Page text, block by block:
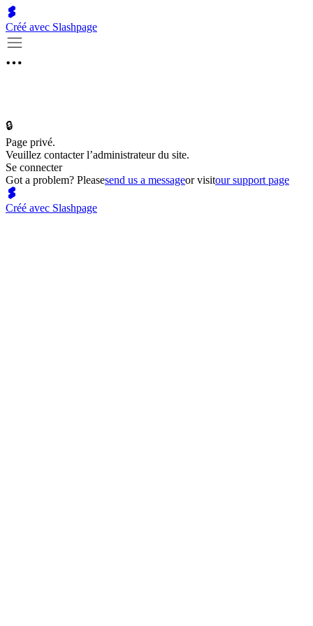
Créé avec Slashpage
🔒
Page privé.
Veuillez contacter l’administrateur du site.
Se connecter
Got a problem? Pleasesend us a messageor visitour support page
Créé avec Slashpage